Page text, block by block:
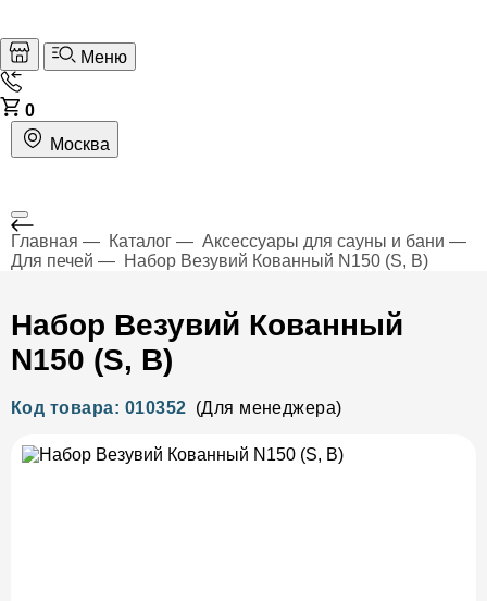
Меню
0
Москва
Главная Каталог
Аксессуары для сауны и бани
Для печей
Набор Везувий Кованный N150 (S, B)
Набор Везувий Кованный
N150 (S, B)
Код товара: 010352 (Для менеджера)